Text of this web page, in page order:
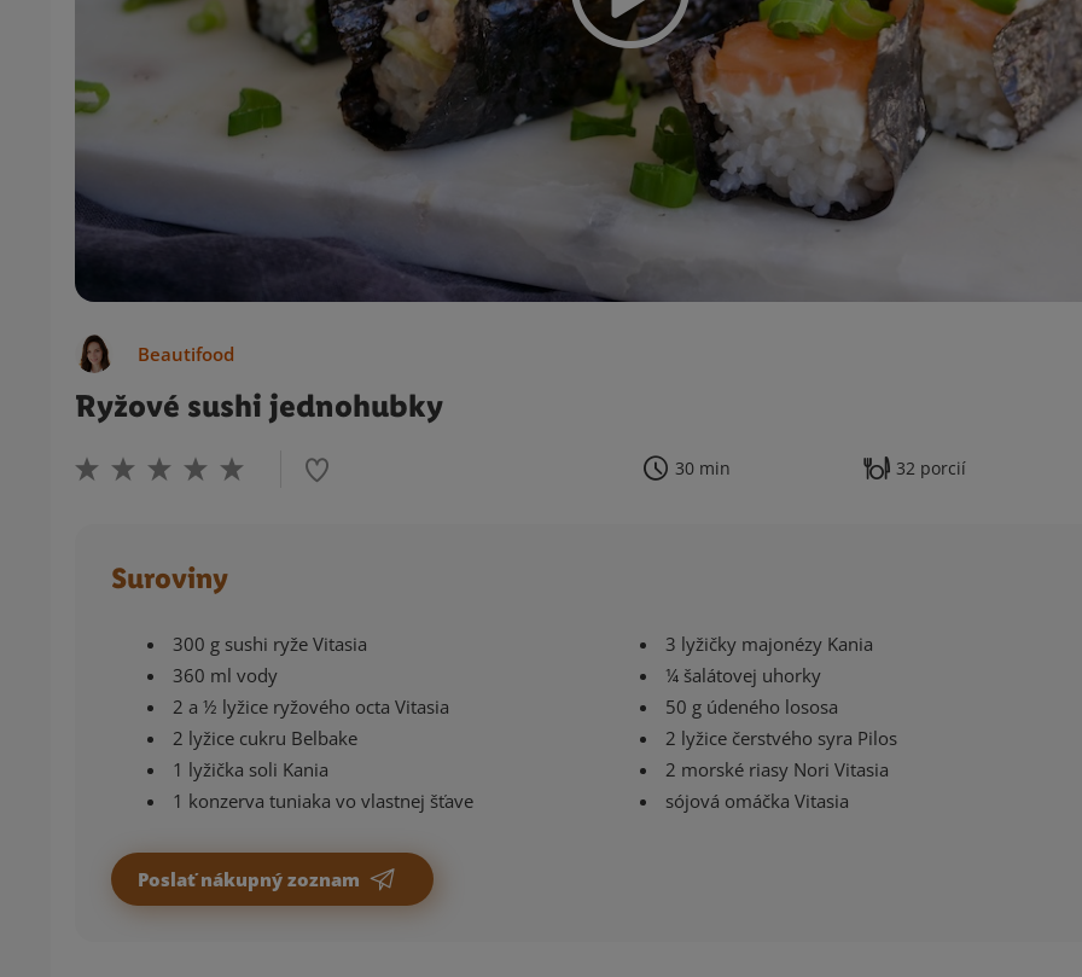
Beautifood
Ryžové sushi jednohubky
30 min 32 porcií
Suroviny
300 g sushi ryže Vitasia
360 ml vody
2 a ½ lyžice ryžového octa Vitasia
2 lyžice cukru Belbake
1 lyžička soli Kania
1 konzerva tuniaka vo vlastnej šťave
3 lyžičky majonézy Kania
¼ šalátovej uhorky
50 g údeného lososa
2 lyžice čerstvého syra Pilos
2 morské riasy Nori Vitasia
sójová omáčka Vitasia
Poslať nákupný zoznam